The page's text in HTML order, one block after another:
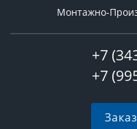
Монтажно-
+7
+7